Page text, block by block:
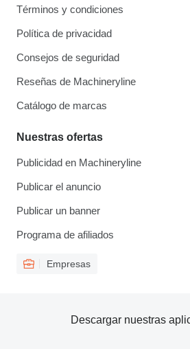
Términos y condiciones
Política de privacidad
Consejos de seguridad
Reseñas de Machineryline
Catálogo de marcas
Nuestras ofertas
Publicidad en Machineryline
Publicar el anuncio
Publicar un banner
Programa de afiliados
Empresas
Descargar nuestras